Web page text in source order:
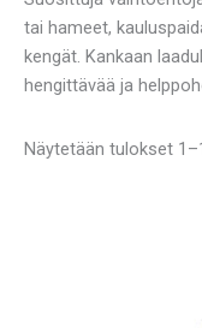
tai hameet,
kengät. Kankaan
hengittävää ja
Näytetään tulokset